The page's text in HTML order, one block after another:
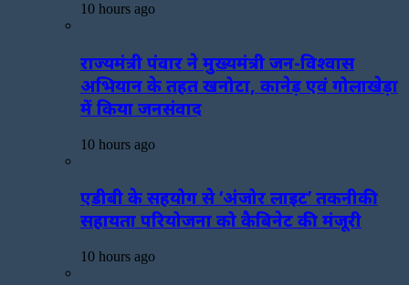
10 hours ago
राज्यमंत्री पंवार ने मुख्यमंत्री जन-विश्वास
अभियान के तहत खनोटा, कानेड़ एवं गोलाखेड़ा
में किया जनसंवाद
10 hours ago
एडीबी के सहयोग से ‘अंजोर लाइट’ तकनीकी
सहायता परियोजना को कैबिनेट की मंजूरी
10 hours ago